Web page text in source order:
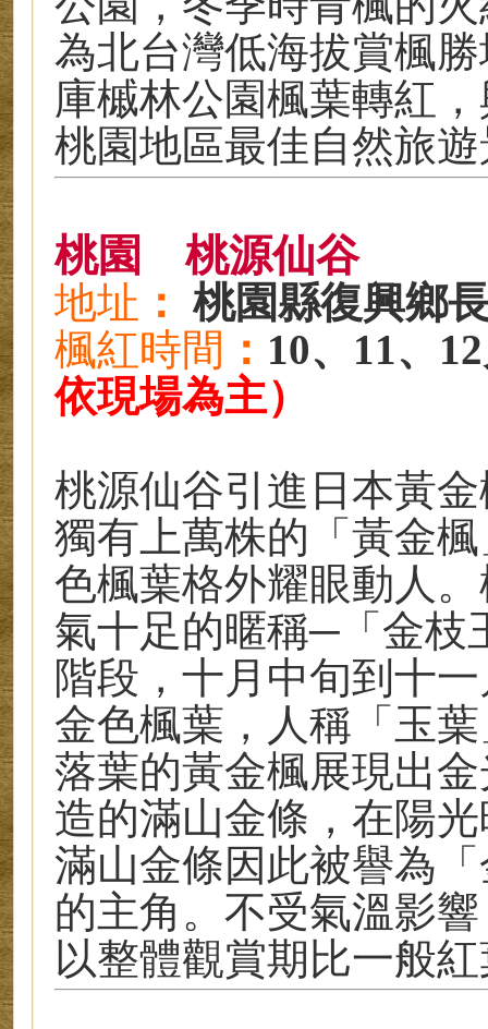
為北台灣低海拔賞楓
庫槭林公園楓葉轉紅
桃園地區最佳自然旅
桃園桃源仙谷
地址 ： 桃園縣復興鄉
楓紅時間 ： 10、11、
依現場為主）
桃源仙谷引進日本黃
獨有上萬株的「黃金
色楓葉格外耀眼動人
氣十足的暱稱─「金枝
階段，十月中旬到十
金色楓葉，人稱「玉
落葉的黃金楓展現出
造的滿山金條，在陽
滿山金條因此被譽為
的主角。不受氣溫影
以整體觀賞期比一般